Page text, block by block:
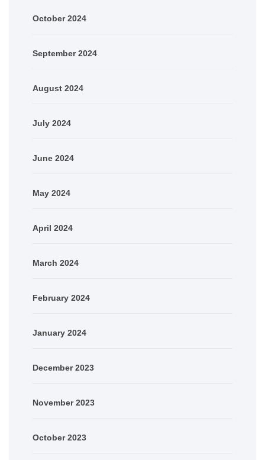
October 2024
September 2024
August 2024
July 2024
June 2024
May 2024
April 2024
March 2024
February 2024
January 2024
December 2023
November 2023
October 2023